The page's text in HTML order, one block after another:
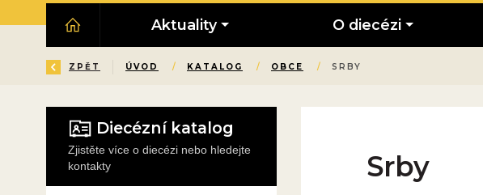
Aktuality O diecézi
ZPĚT ÚVOD / KATALOG / OBCE / SRBY
Diecézní katalog
Zjistěte více o diecézi nebo hledejte
kontakty
Srby